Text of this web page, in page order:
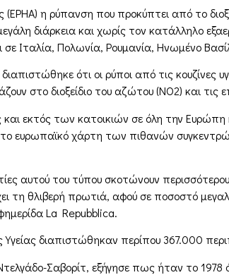
η ρύπανση που προκύπτει από το
διάρκεια και χωρίς τον κατάλληλο
Ιταλία, Πολωνία, Ρουμανία, Ηνωμένο
ότι οι ρύποι από τις κουζίνες
στο διοξείδιο του αζώτου (ΝΟ2) και τις
και εκτός των κατοικιών σε όλη την
ευρωπαϊκό χάρτη των πιθανών
αυτού του τύπου σκοτώνουν
τη θλιβερή πρωτιά, αφού σε ποσοστό
La Repubblica.
διαπιστώθηκαν περίπου 367.000
Σαβορίτ, εξήγησε πως ήταν το 1978